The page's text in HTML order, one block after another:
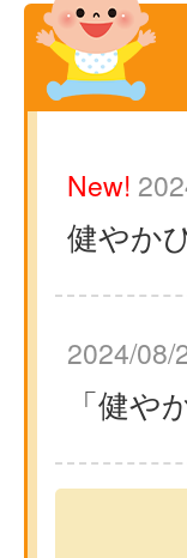
New!
健やか
2024/08/
「健